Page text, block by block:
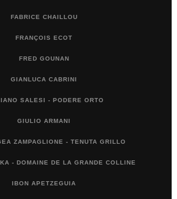
FABRICE CHAILLOU
FRANÇOIS ECOT
FRED GOUNAN
GIANLUCA CABRINI
SALESI - PODERE ORTO
GIULIO ARMANI
ZAMPAGLIONE - TENUTA GRILLO
- DOMAINE DE LA GRANDE COLLINE
IBON APETZEGUIA